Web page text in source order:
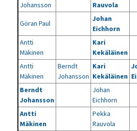
Johansson
Rauvola
Göran Paul
Johan
Eichhorn
Antti
Mäkinen
Kari
Kekäläinen
Antti
Mäkinen
Berndt
Johansson
Kari
Kekäläinen
Berndt
Johansson
Johan
Eichhorn
Antti
Mäkinen
Pekka
Rauvola